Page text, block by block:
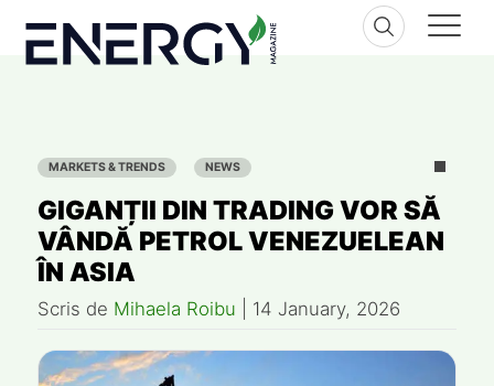
content
MARKETS & TRENDS NEWS
GIGANȚII DIN TRADING VOR SĂ
VÂNDĂ PETROL VENEZUELEAN
ÎN ASIA
Scris de Mihaela Roibu 14 January, 2026